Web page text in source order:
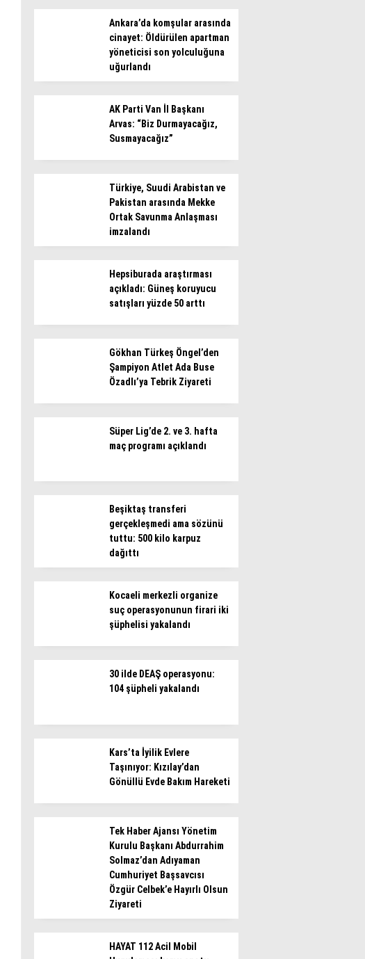
Ankara’da komşular arasında
cinayet: Öldürülen apartman
yöneticisi son yolculuğuna
uğurlandı
AK Parti Van İl Başkanı
Arvas: “Biz Durmayacağız,
Susmayacağız”
Türkiye, Suudi Arabistan ve
Pakistan arasında Mekke
Ortak Savunma Anlaşması
imzalandı
Hepsiburada araştırması
açıkladı: Güneş koruyucu
satışları yüzde 50 arttı
Gökhan Türkeş Öngel’den
Şampiyon Atlet Ada Buse
Özadlı’ya Tebrik Ziyareti
Süper Lig’de 2. ve 3. hafta
maç programı açıklandı
Beşiktaş transferi
gerçekleşmedi ama sözünü
tuttu: 500 kilo karpuz
dağıttı
Kocaeli merkezli organize
suç operasyonunun firari iki
şüphelisi yakalandı
30 ilde DEAŞ operasyonu:
104 şüpheli yakalandı
Kars’ta İyilik Evlere
Taşınıyor: Kızılay’dan
Gönüllü Evde Bakım Hareketi
Tek Haber Ajansı Yönetim
Kurulu Başkanı Abdurrahim
Solmaz’dan Adıyaman
Cumhuriyet Başsavcısı
Özgür Celbek’e Hayırlı Olsun
Ziyareti
HAYAT 112 Acil Mobil